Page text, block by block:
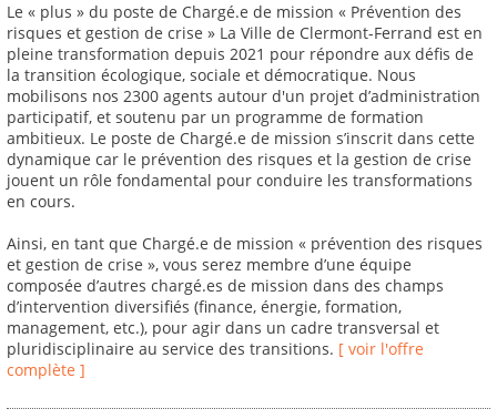
Le « plus » du poste de Chargé.e de mission « Prévention des
risques et gestion de crise » La Ville de Clermont-Ferrand est en
pleine transformation depuis 2021 pour répondre aux défis de
la transition écologique, sociale et démocratique. Nous
mobilisons nos 2300 agents autour d'un projet d’administration
participatif, et soutenu par un programme de formation
ambitieux. Le poste de Chargé.e de mission s’inscrit dans cette
dynamique car le prévention des risques et la gestion de crise
jouent un rôle fondamental pour conduire les transformations
en cours.
Ainsi, en tant que Chargé.e de mission « prévention des risques
et gestion de crise », vous serez membre d’une équipe
composée d’autres chargé.es de mission dans des champs
d’intervention diversifiés (finance, énergie, formation,
management, etc.), pour agir dans un cadre transversal et
pluridisciplinaire au service des transitions. [ voir l'offre
complète ]